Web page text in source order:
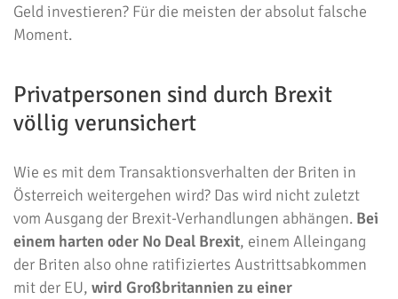
Geld investieren? Für die meisten der absolut falsche
Moment.
Privatpersonen sind durch Brexit
völlig verunsichert
Wie es mit dem Transaktionsverhalten der Briten in
Österreich weitergehen wird? Das wird nicht zuletzt
vom Ausgang der Brexit-Verhandlungen abhängen. Bei
einem harten oder No Deal Brexit, einem Alleingang
der Briten also ohne ratifiziertes Austrittsabkommen
mit der EU, wird Großbritannien zu einer